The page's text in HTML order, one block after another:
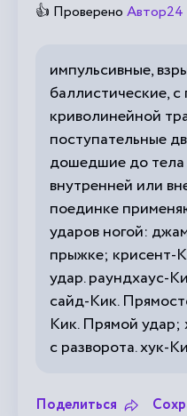
👍 Проверено Автор24
импульсивные,
баллистические,
криволинейной
поступательные
дошедшие до тела
внутренней или
поединке
ударов ногой:
прыжке; крисент-
удар. раундхаус-
сайд-Кик.
Кик. Прямой удар;
с разворота. хук-
Поделиться